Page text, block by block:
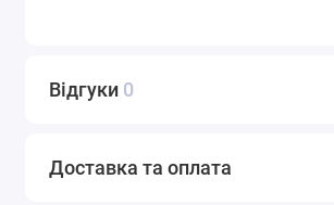
Відгуки 0
Доставка та оплата